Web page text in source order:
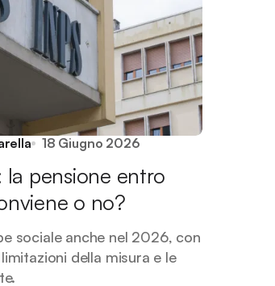
18 Giugno 2026
la pensione entro
o no?
sociale anche nel 2026, con
della misura e le